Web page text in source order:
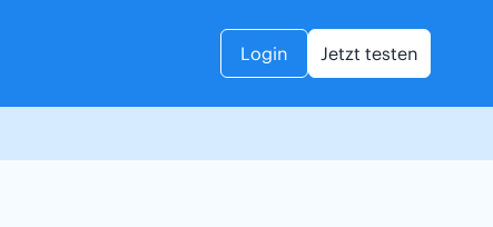
Login Jetzt testen